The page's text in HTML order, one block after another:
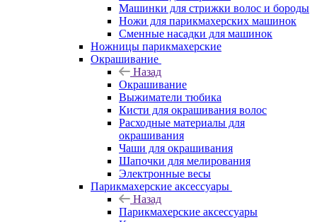
Машинки для стрижки волос и бороды
Ножи для парикмахерских машинок
Сменные насадки для машинок
Ножницы парикмахерские
Окрашивание
Назад
Окрашивание
Выжиматели тюбика
Кисти для окрашивания волос
Расходные материалы для
окрашивания
Чаши для окрашивания
Шапочки для мелирования
Электронные весы
Парикмахерские аксессуары
Назад
Парикмахерские аксессуары